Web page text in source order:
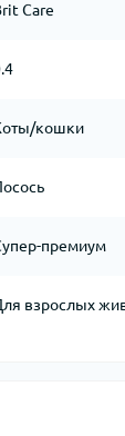
Care
кошки
премиум
взрослых